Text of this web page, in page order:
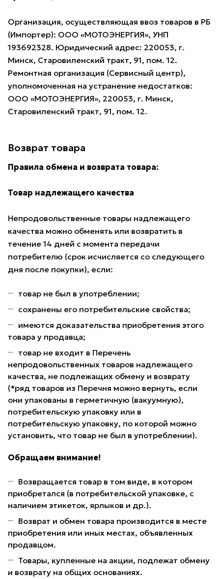
Организация, осуществляющая ввоз товаров в РБ
(Импортер): ООО «МОТОЭНЕРГИЯ», УНП
193692328. Юридический адрес: 220053, г.
Минск, Старовиленский тракт, 91, пом. 12.
Ремонтная организация (Сервисный центр),
уполномоченная на устранение недостатков:
ООО «МОТОЭНЕРГИЯ», 220053, г. Минск,
Старовиленский тракт, 91, пом. 12.
Возврат товара
Правила обмена и возврата товара:
Товар надлежащего качества
Непродовольственные товары надлежащего
качества можно обменять или возвратить в
течение 14 дней с момента передачи
потребителю (срок исчисляется со следующего
дня после покупки), если:
товар не был в употреблении;
сохранены его потребительские свойства;
имеются доказательства приобретения этого
товара у продавца;
товар не входит в Перечень
непродовольственных товаров надлежащего
качества, не подлежащих обмену и возврату
(*ряд товаров из Перечня можно вернуть, если
они упакованы в герметичную (вакуумную),
потребительскую упаковку или в
потребительскую упаковку, по которой можно
установить, что товар не был в употреблении).
Обращаем внимание!
Возвращается товар в том виде, в котором
приобретался (в потребительской упаковке, с
наличием этикеток, ярлыков и др.).
Возврат и обмен товара производится в месте
приобретения или иных местах, объявленных
продавцом.
Товары, купленные на акции, подлежат обмену
и возврату на общих основаниях.